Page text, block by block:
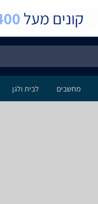
מחשבים לבית ולגן